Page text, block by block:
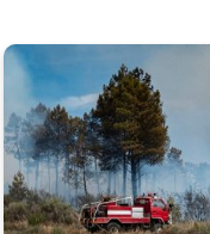
Qualidade do Ar. Dados